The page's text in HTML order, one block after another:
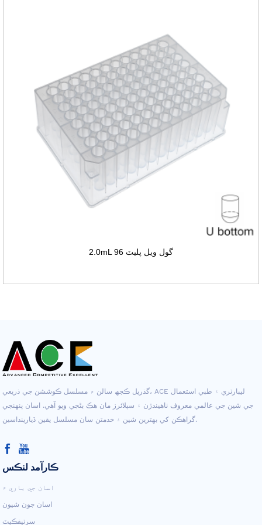
2.0mL 96 گول ويل پليٽ
گذريل ڪجھ سالن ۾ مسلسل ڪوششن جي ذريعي، ACE ليبارٽري ۽ طبي استعمال
جي شين جي عالمي معروف ٺاهيندڙن ۽ سپلائرز مان هڪ بڻجي ويو آهي. اسان پنهنجي
گراهڪن کي بهترين شين ۽ خدمتن سان مسلسل يقين ڏيارينداسين.
ڪارآمد لنڪس
اسان جي باري ۾
اسان جون شيون
سرٽيفڪيٽ